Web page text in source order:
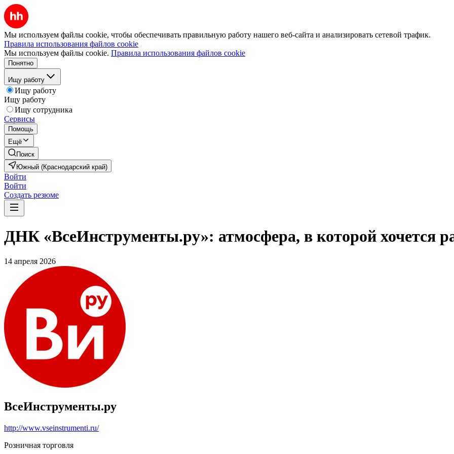
Мы используем файлы cookie, чтобы обеспечивать правильную работу нашего веб-сайта и анализировать сетевой трафик.
Правила использования файлов cookie
Мы используем файлы cookie. Правила использования файлов cookie
Понятно
Ищу работу
Ищу работу
Ищу работу
Ищу сотрудника
Сервисы
Помощь
Ещё
Поиск
Южный (Краснодарский край)
Войти
Войти
Создать резюме
ДНК «ВсеИнструменты.ру»: атмосфера, в которой хочется
14 апреля 2026
ВсеИнструменты.ру
http://www.vseinstrumenti.ru/
Розничная торговля